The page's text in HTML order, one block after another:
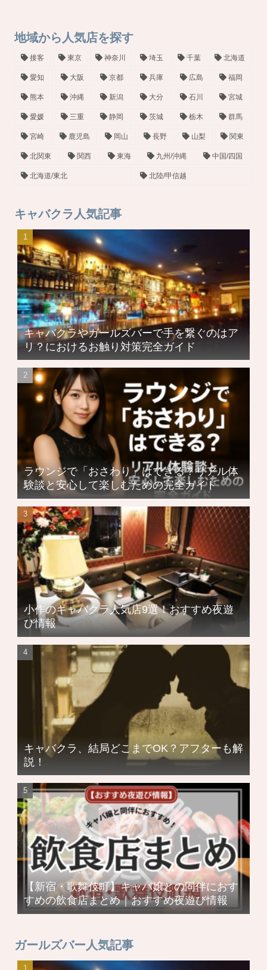
地域から人気店を探す
接客 東京 神奈川 埼玉 千葉 北海道
愛知 大阪 京都 兵庫 広島 福岡
熊本 沖縄 新潟 大分 石川 宮城
愛媛 三重 静岡 茨城 栃木 群馬
宮崎 鹿児島 岡山 長野 山梨 関東
北関東 関西 東海 九州/沖縄 中国/四国
北海道/東北 北陸/甲信越
キャバクラ人気記事
キャバクラやガールズバーで手を繋ぐのはア
リ？におけるお触り対策完全ガイド
ラウンジで「おさわり」はできる？リアル体
験談と安心して楽しむための完全ガイド
小作のキャバクラ人気店9選！おすすめ夜遊
び情報
キャバクラ、結局どこまでOK？アフターも解
説！
【新宿・歌舞伎町】キャバ嬢との同伴におす
すめの飲食店まとめ｜おすすめ夜遊び情報
ガールズバー人気記事